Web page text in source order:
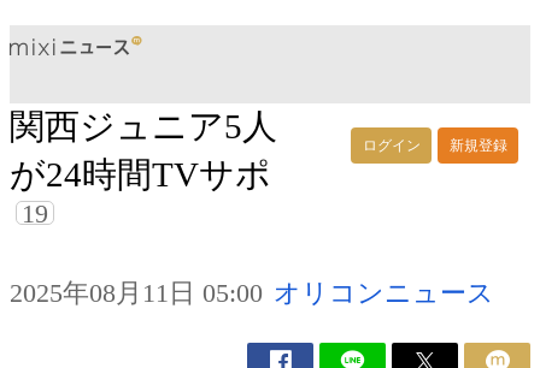
ログイン 新規登録
関西ジュニア5人
が24時間TVサポ
19
2025年08月11日 05:00 オリコンニュース